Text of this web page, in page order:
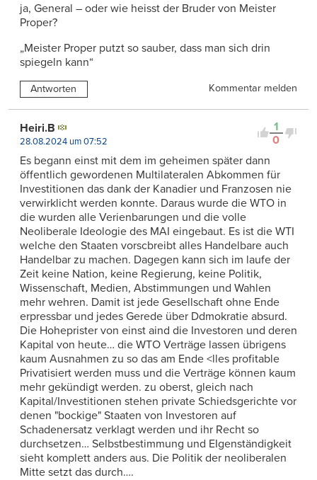
ja, General – oder wie heisst der Bruder von Meister
Proper?
„Meister Proper putzt so sauber, dass man sich drin
spiegeln kann“
Antworten Kommentar melden
1
0
Heiri.B
28.08.2024 um 07:52
Es begann einst mit dem im geheimen später dann
öffentlich gewordenen Multilateralen Abkommen für
Investitionen das dank der Kanadier und Franzosen nie
verwirklicht werden konnte. Daraus wurde die WTO in
die wurden alle Verienbarungen und die volle
Neoliberale Ideologie des MAI eingebaut. Es ist die WTI
welche den Staaten vorscbreibt alles Handelbare auch
Handelbar zu machen. Dagegen kann sich im laufe der
Zeit keine Nation, keine Regierung, keine Politik,
Wissenschaft, Medien, Abstimmungen und Wahlen
mehr wehren. Damit ist jede Gesellschaft ohne Ende
erpressbar und jedes Gerede über Ddmokratie absurd.
Die Hoheprister von einst aind die Investoren und deren
Kapital von heute… die WTO Verträge lassen übrigens
kaum Ausnahmen zu so das am Ende <lles profitable
Privatisiert werden muss und die Verträge können kaum
mehr gekündigt werden. zu oberst, gleich nach
Kapital/Investitionen stehen private Schiedsgerichte vor
denen "bockige" Staaten von Investoren auf
Schadenersatz verklagt werden und ihr Recht so
durchsetzen… Selbstbestimmung und EIgenständigkeit
sieht komplett anders aus. Die Politik der neoliberalen
Mitte setzt das durch….